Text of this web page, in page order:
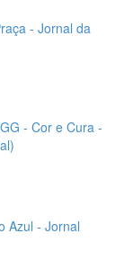
- Jornal da
- Cor e Cura -
Azul - Jornal